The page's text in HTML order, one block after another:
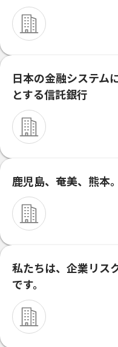
日本の金融システム
とする信託銀行
鹿児島、奄美、熊本
私たちは、企業リス
です。